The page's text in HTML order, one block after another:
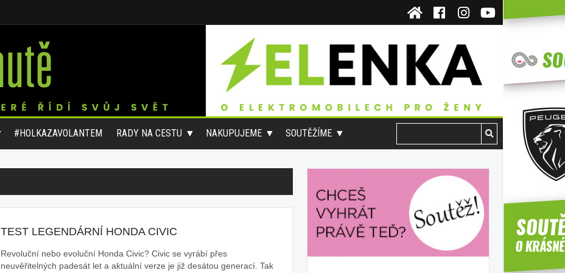
#HOLKAZAVOLANTEM RADY NA CESTU NAKUPUJEME SOUTĚŽÍME
TEST LEGENDÁRNÍ HONDA CIVIC
Revoluční nebo evoluční Honda Civic? Civic se vyrábí přes
neuvěřitelných padesát let a aktuální verze je již desátou generací. Tak